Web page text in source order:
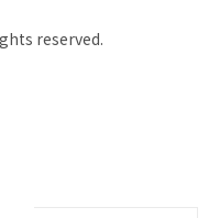
reserved.